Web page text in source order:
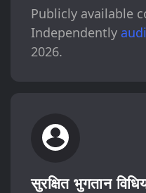
Publicly available
Independently
2026.
सुरक्षित भुगतान